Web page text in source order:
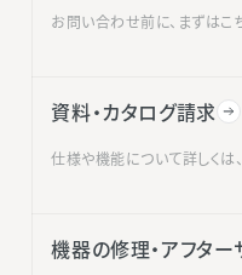
お問い合わせ前に、まずはこ
資料・カタログ請求
仕様や機能について詳しくは
機器の修理・アフター